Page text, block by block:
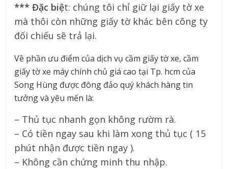
*** Đặc biệt: chúng tôi chỉ giữ lại giấy tờ xe
mà thôi còn những giấy tờ khác bên công ty
đối chiếu sẽ trả lại.
Về phần ưu điểm của dịch vụ cầm giấy tờ xe, cầm
giấy tờ xe máy chính chủ giá cao tại Tp. hcm của
Song Hùng được đông đảo quý khách hàng tin
tưởng và yêu mến là:
– Thủ tục nhanh gọn không rườm rà.
– Có tiền ngay sau khi làm xong thủ tục ( 15
phút nhận được tiền ngay ).
– Không cần chứng minh thu nhập.